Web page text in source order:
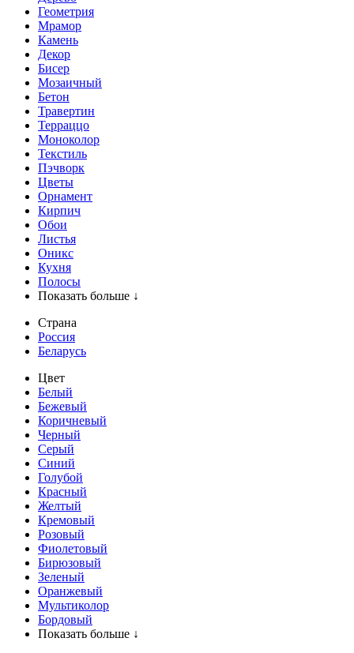
Геометрия
Мрамор
Камень
Декор
Бисер
Мозаичный
Бетон
Травертин
Терраццо
Моноколор
Текстиль
Пэчворк
Цветы
Орнамент
Кирпич
Обои
Листья
Оникс
Кухня
Полосы
Показать больше ↓
Страна
Россия
Беларусь
Цвет
Белый
Бежевый
Коричневый
Черный
Серый
Синий
Голубой
Красный
Желтый
Кремовый
Розовый
Фиолетовый
Бирюзовый
Зеленый
Оранжевый
Мультиколор
Бордовый
Показать больше ↓